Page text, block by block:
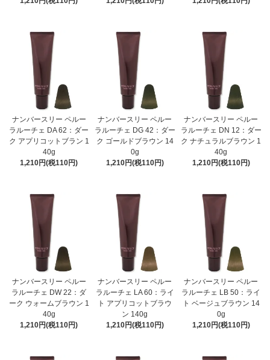
ナンバースリー ペルー
ラルーチェ DA 62：ダー
ク アプリコットブラン 1
40g
1,210円(税110円)
ナンバースリー ペルー
ラルーチェ DG 42：ダー
ク ゴールドブラウン 14
0g
1,210円(税110円)
ナンバースリー ペルー
ラルーチェ DN 12：ダー
ク ナチュラルブラウン 1
40g
1,210円(税110円)
ナンバースリー ペルー
ラルーチェ DW 22：ダ
ーク ウォームブラウン 1
40g
1,210円(税110円)
ナンバースリー ペルー
ラルーチェ LA 60：ライ
ト アプリコットブラウ
ン 140g
1,210円(税110円)
ナンバースリー ペルー
ラルーチェ LB 50：ライ
ト ベージュブラウン 14
0g
1,210円(税110円)